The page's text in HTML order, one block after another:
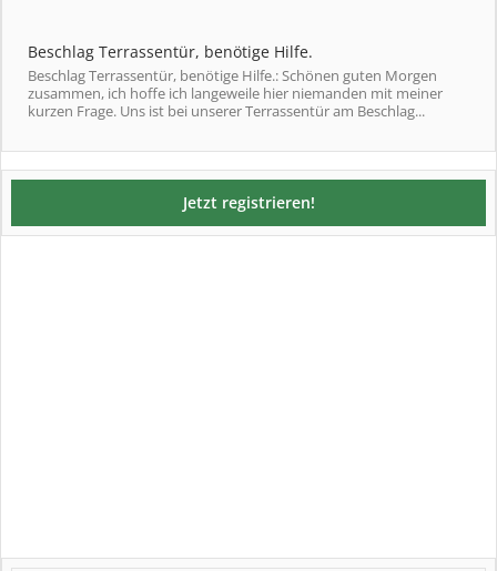
Beschlag Terrassentür, benötige Hilfe.
Beschlag Terrassentür, benötige Hilfe.: Schönen guten Morgen
zusammen, ich hoffe ich langeweile hier niemanden mit meiner
kurzen Frage. Uns ist bei unserer Terrassentür am Beschlag...
Jetzt registrieren!